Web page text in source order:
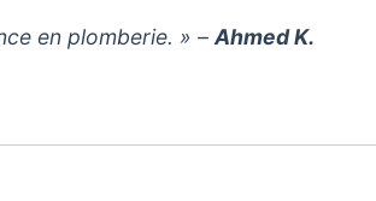
en plomberie. » –Ahmed K.